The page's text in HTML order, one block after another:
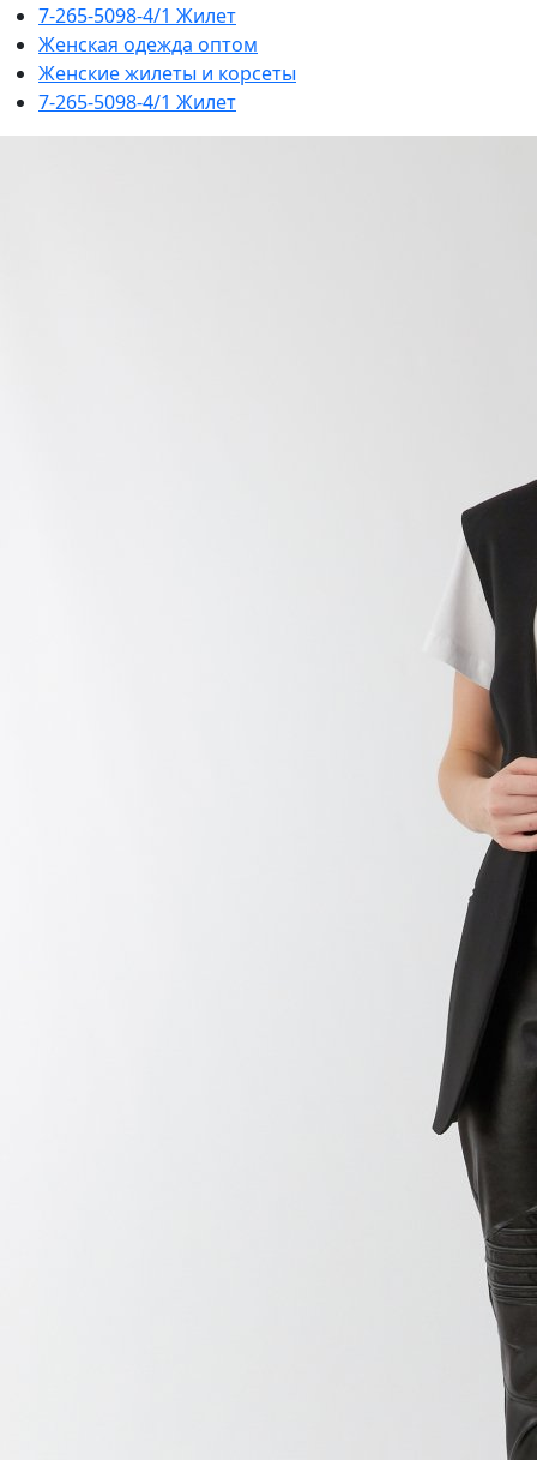
7-265-5098-4/1 Жилет
Женская одежда оптом
Женские жилеты и корсеты
7-265-5098-4/1 Жилет